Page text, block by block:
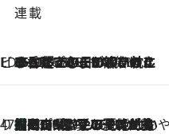
連載
ビューティいいもの集め EDITORS' BEST
2026.8.10
35℃超えの日の夜、枕にひと吹き！ BAUMのルームスプレーが、ひのきの香りで心まで解きほぐす
47都道府県の手みやげ ひんやりスイーツで夏を満喫
2026.8.10
【岡山県】この夏絶対食べたい 冷やしておいしいおやつ3選 フルーツが主役のプリンやアイスが勢揃い